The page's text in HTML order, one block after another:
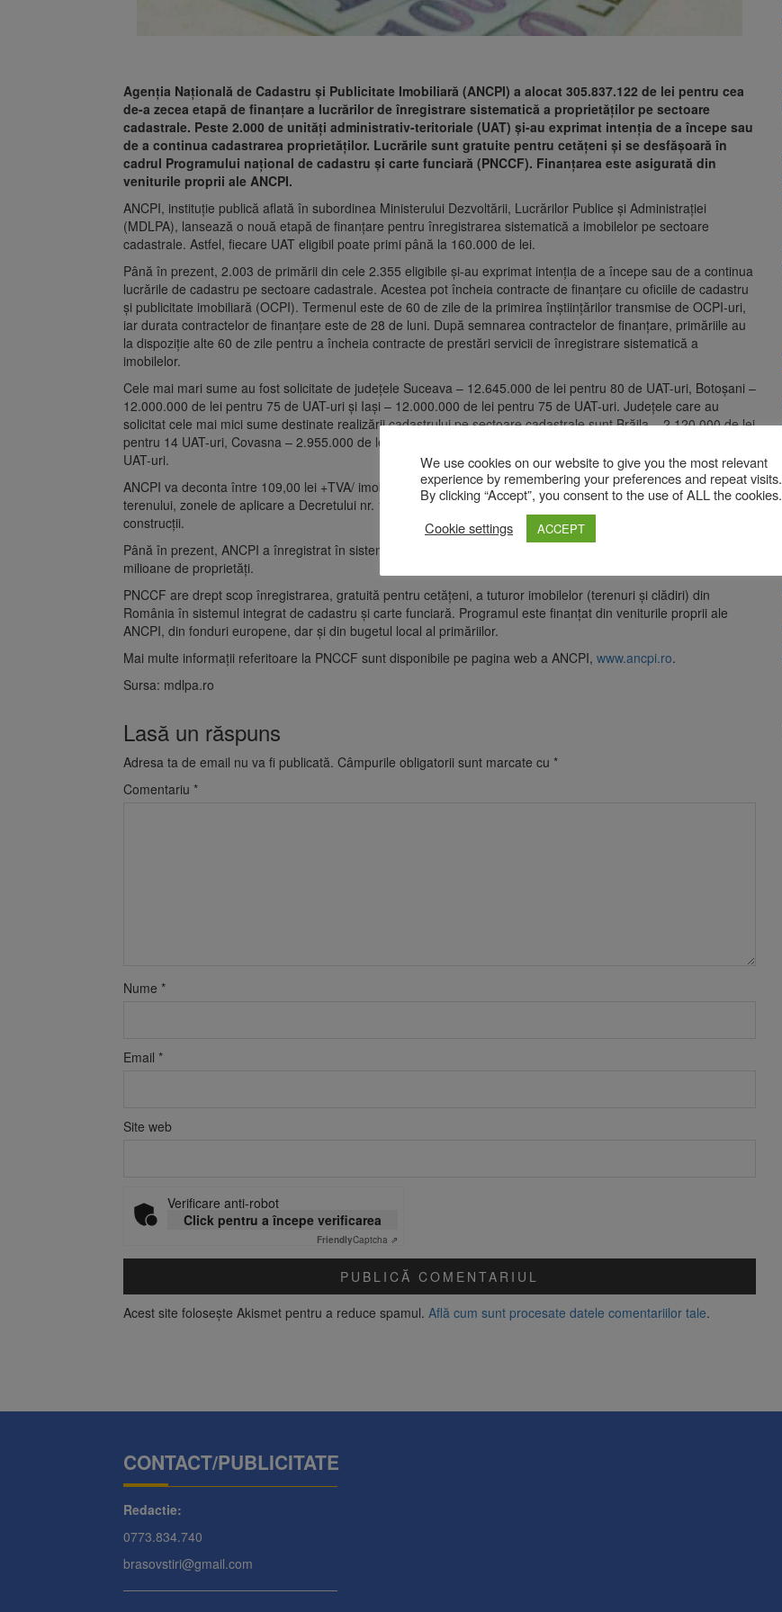
Agenția Națională de Cadastru și Publicitate Imobiliară (ANCPI) a alocat 305.837.122 de lei pentru cea
de-a zecea etapă de finanțare a lucrărilor de înregistrare sistematică a proprietăților pe sectoare
cadastrale. Peste 2.000 de unități administrativ-teritoriale (UAT) și-au exprimat intenția de a începe sau
de a continua cadastrarea proprietăților. Lucrările sunt gratuite pentru cetățeni și se desfășoară în
cadrul Programului național de cadastru și carte funciară (PNCCF). Finanțarea este asigurată din
veniturile proprii ale ANCPI.
ANCPI, instituție publică aflată în subordinea Ministerului Dezvoltării, Lucrărilor Publice și Administrației
(MDLPA), lansează o nouă etapă de finanțare pentru înregistrarea sistematică a imobilelor pe sectoare
cadastrale. Astfel, fiecare UAT eligibil poate primi până la 160.000 de lei.
Până în prezent, 2.003 de primării din cele 2.355 eligibile și-au exprimat intenția de a începe sau de a continua
lucrările de cadastru pe sectoare cadastrale. Acestea pot încheia contracte de finanțare cu oficiile de cadastru
și publicitate imobiliară (OCPI). Termenul este de 60 de zile de la primirea înştiinţărilor transmise de OCPI-uri,
iar durata contractelor de finanțare este de 28 de luni. După semnarea contractelor de finanțare, primăriile au
la dispoziție alte 60 de zile pentru a încheia contracte de prestări servicii de înregistrare sistematică a
imobilelor.
Cele mai mari sume au fost solicitate de județele Suceava – 12.645.000 de lei pentru 80 de UAT-uri, Botoșani –
12.000.000 de lei pentru 75 de UAT-uri și Iași – 12.000.000 de lei pentru 75 de UAT-uri. Județele care au
solicitat cele mai mici sume destinate realizării cadastrului pe sectoare cadastrale sunt Brăila – 2.120.000 de lei
pentru 14 UAT-uri, Covasna – 2.955.000 de lei pentru 19 UAT-uri și Harghita – 3.340.000 de lei pentru 22 de
UAT-uri.
ANCPI va deconta între 109,00 lei +TVA/ imobil și 473,06 lei +TVA / imobil, în funcție de gradul de dificultate a
terenului, zonele de aplicare a Decretului nr. 115/1938 (carte funciară veche) și de gradul de acoperire cu
construcții.
Până în prezent, ANCPI a înregistrat în sistemul integrat de cadastru și carte funciară, prin PNCCF, peste 6,7
milioane de proprietăți.
PNCCF are drept scop înregistrarea, gratuită pentru cetățeni, a tuturor imobilelor (terenuri și clădiri) din
România în sistemul integrat de cadastru și carte funciară. Programul este finanțat din veniturile proprii ale
ANCPI, din fonduri europene, dar și din bugetul local al primăriilor.
Mai multe informații referitoare la PNCCF sunt disponibile pe pagina web a ANCPI, www.ancpi.ro.
Sursa: mdlpa.ro
Lasă un răspuns
Adresa ta de email nu va fi publicată. Câmpurile obligatorii sunt marcate cu *
Comentariu *
Nume *
Email *
Site web
Verificare anti-robot
Click pentru a începe verificarea
FriendlyCaptcha ⇗
Acest site folosește Akismet pentru a reduce spamul. Află cum sunt procesate datele comentariilor tale.
CONTACT/PUBLICITATE
Redactie:
0773.834.740
brasovstiri@gmail.com
We use cookies on our website to give you the most relevant
experience by remembering your preferences and repeat visits.
By clicking “Accept”, you consent to the use of ALL the cookies.
Cookie settings
ACCEPT